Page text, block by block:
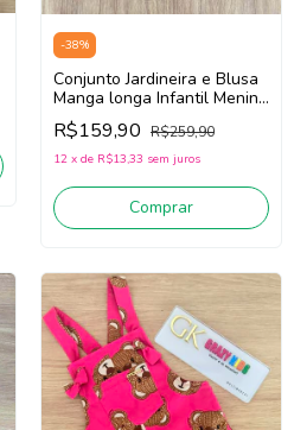
-38%
Conjunto Jardineira e Blusa
Manga longa Infantil Menina
Momi J5544/J5657
(Pink/Marrom)
R$159,90 R$259,90
12 x de R$13,33 sem juros
Comprar